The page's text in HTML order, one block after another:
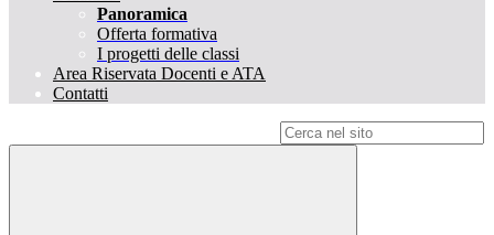
Panoramica
Offerta formativa
I progetti delle classi
Area Riservata Docenti e ATA
Contatti